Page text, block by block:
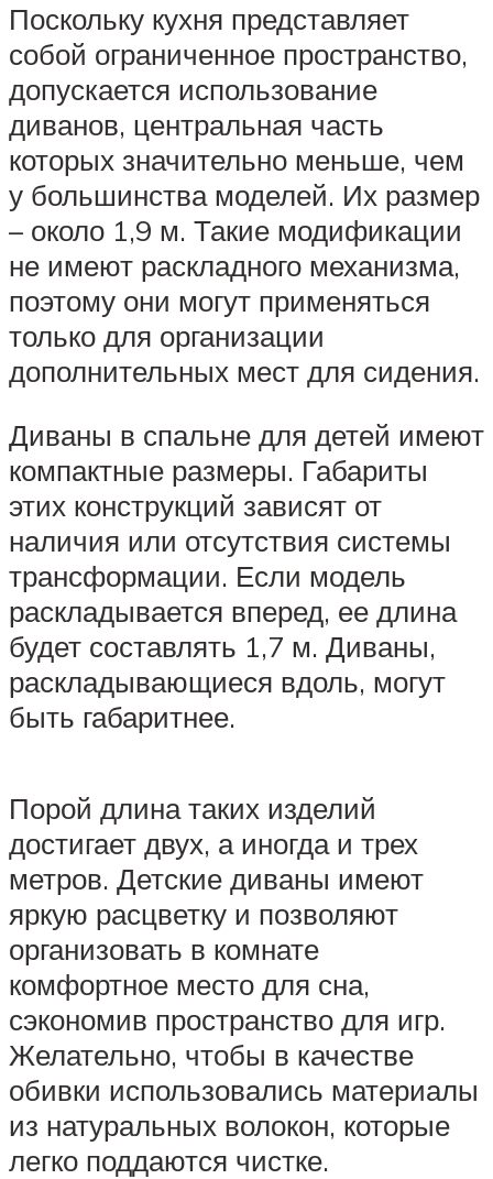
Поскольку кухня представляет
собой ограниченное пространство,
допускается использование
диванов, центральная часть
которых значительно меньше, чем
у большинства моделей. Их размер
– около 1,9 м. Такие модификации
не имеют раскладного механизма,
поэтому они могут применяться
только для организации
дополнительных мест для сидения.
Диваны в спальне для детей имеют
компактные размеры. Габариты
этих конструкций зависят от
наличия или отсутствия системы
трансформации. Если модель
раскладывается вперед, ее длина
будет составлять 1,7 м. Диваны,
раскладывающиеся вдоль, могут
быть габаритнее.
Порой длина таких изделий
достигает двух, а иногда и трех
метров. Детские диваны имеют
яркую расцветку и позволяют
организовать в комнате
комфортное место для сна,
сэкономив пространство для игр.
Желательно, чтобы в качестве
обивки использовались материалы
из натуральных волокон, которые
легко поддаются чистке.